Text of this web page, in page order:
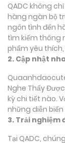
QADC không
hàng ngàn bộ
ngôn tình đến
tìm kiếm thông
phẩm yêu
2. Cập nhật
Nghe Thấy
kỳ chi tiết nào.
những diễn
3. Trải nghiệm
Tại QADC,